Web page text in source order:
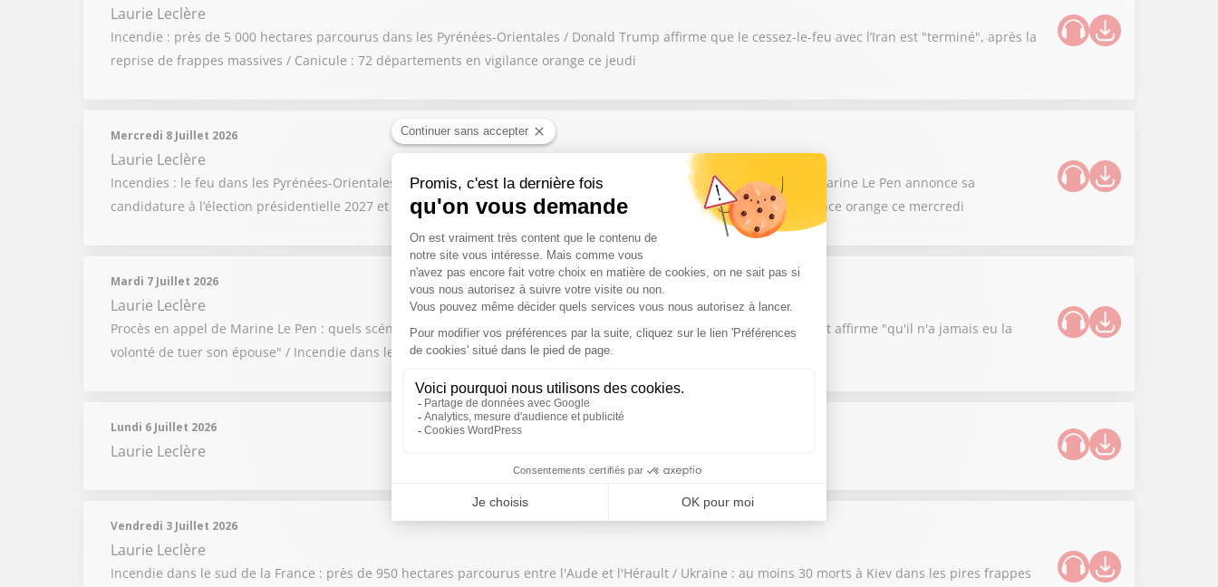
Laurie Leclère
Incendie : près de 5 000 hectares parcourus dans les Pyrénées-Orientales / Donald Trump affirme que le cessez-le-feu avec l’Iran est "terminé", après la
reprise de frappes massives / Canicule : 72 départements en vigilance orange ce jeudi
Mercredi 8 Juillet 2026
Laurie Leclère
Incendies : le feu dans les Pyrénées-Orientales "n'est pas fixé" et "continue à progresser" / Procès en appel du RN : Marine Le Pen annonce sa
candidature à l’élection présidentielle 2027 et son pourvoi en cassation / Canicule : 67 départements placés en vigilance orange ce mercredi
Mardi 7 Juillet 2026
Laurie Leclère
Procès en appel de Marine Le Pen : quels scénarios après le verdict du 7 juillet ? / Aveux de Cédric Jubillar : son avocat affirme "qu'il n'a jamais eu la
volonté de tuer son épouse" / Incendie dans les Pyrénées-Orientales : le feu a parcouru 4.900 hectares
Lundi 6 Juillet 2026
Laurie Leclère
Vendredi 3 Juillet 2026
Laurie Leclère
Incendie dans le sud de la France : près de 950 hectares parcourus entre l'Aude et l'Hérault / Ukraine : au moins 30 morts à Kiev dans les pires frappes